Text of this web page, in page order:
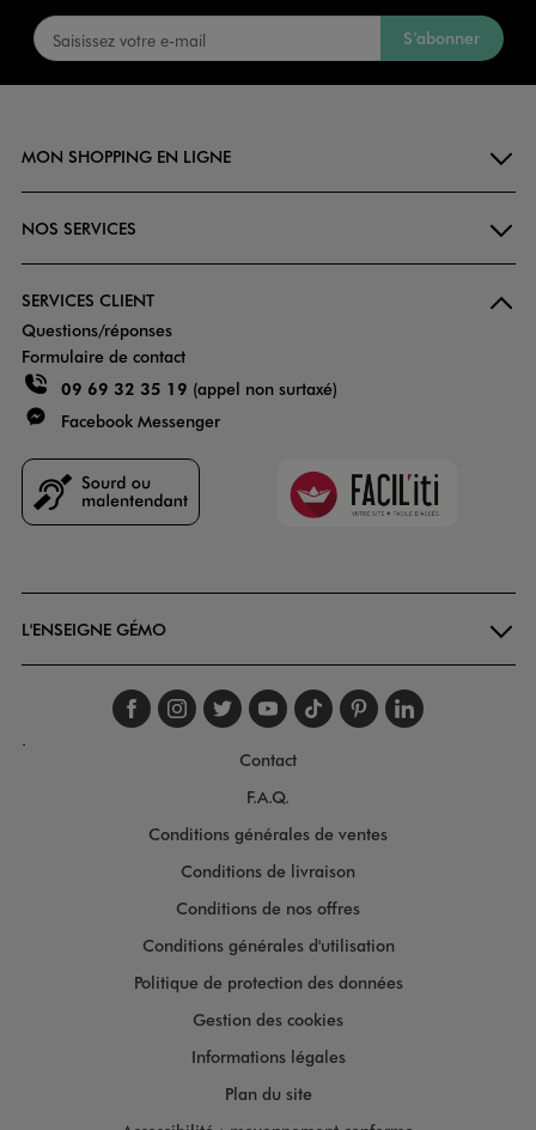
S’abonner
MON SHOPPING EN LIGNE
NOS SERVICES
SERVICES CLIENT
Questions/réponses
Formulaire de contact
09 69 32 35 19 (appel non surtaxé)
Facebook Messenger
Faciliti
L'ENSEIGNE GÉMO
Suivez-nous sur
Suivez-nous sur
Suivez-nous sur
Suivez-nous
Suivez-nous
Suivez-
.
Contact
F.A.Q.
Conditions générales de ventes
Conditions de livraison
Conditions de nos offres
Conditions générales d'utilisation
Politique de protection des données
Gestion des cookies
Informations légales
Plan du site